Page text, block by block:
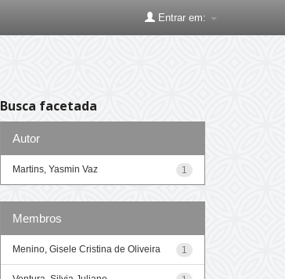
Entrar em:
Busca facetada
Autor
1
Martins, Yasmin Vaz
Membros
1
Menino, Gisele Cristina de Oliveira